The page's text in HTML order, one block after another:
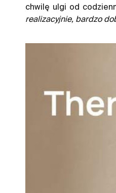
chwilę ulgi od
realizacyjnie, bardzo